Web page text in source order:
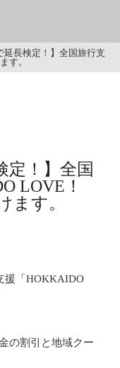
延長検定！】全国旅行支
す。
定！】全国
LOVE！
ます。
援「HOKKAIDO
の割引と地域クー